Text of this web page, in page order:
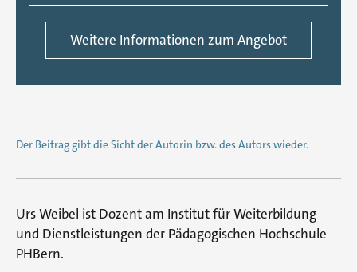
Weitere Informationen zum Angebot
Der Beitrag gibt die Sicht der Autorin bzw. des Autors wieder.
Urs Weibel ist Dozent am Institut für Weiterbildung
und Dienstleistungen der Pädagogischen Hochschule
PHBern.